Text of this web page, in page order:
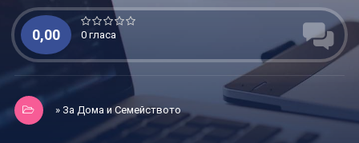
0,00 0 гласа
» За Дома и Семейството